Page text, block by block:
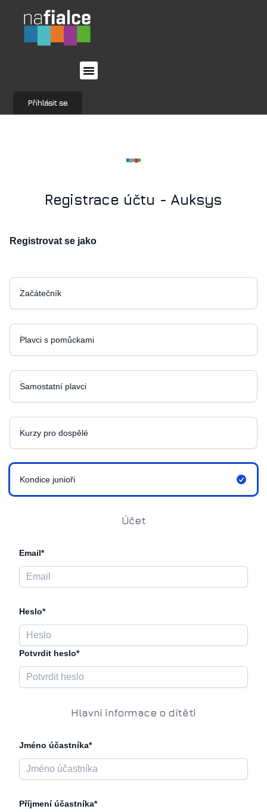
Přihlásit se
Registrace účtu - Auksys
Registrovat se jako
Začátečník
Plavci s pomůckami
Samostatní plavci
Kurzy pro dospělé
Kondice junioři
Účet
Email*
Heslo*
Potvrdit heslo*
Hlavní informace o dítěti
Jméno účastníka*
Příjmení účastníka*